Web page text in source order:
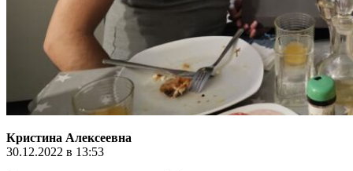
Кристина Алексеевна
30.12.2022 в 13:53